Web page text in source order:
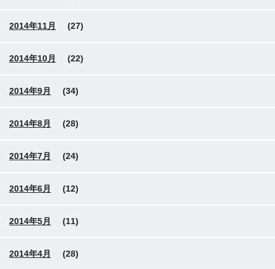
2014年11月 (27)
2014年10月 (22)
2014年9月 (34)
2014年8月 (28)
2014年7月 (24)
2014年6月 (12)
2014年5月 (11)
2014年4月 (28)